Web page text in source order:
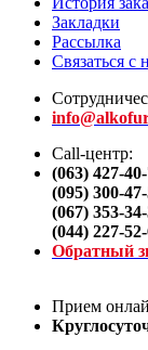
Закладки
Рассылка
Связаться с
Call-центр:
(063) 427-
(095) 300-
(067) 353-
(044) 227-
Обратный
Прием